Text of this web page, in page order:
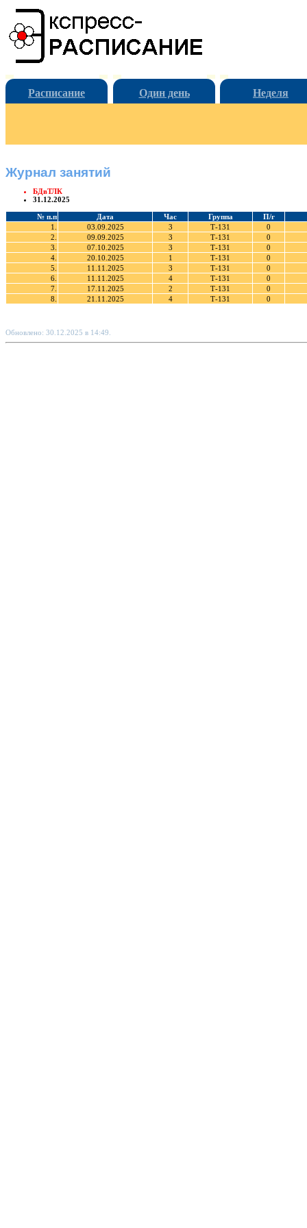
Расписание Один день Неделя
Журнал занятий
БДвТЛК
31.12.2025
№ п.п Дата Час Группа
П/г
1.
03.09.2025 3 Т-131
0
2.
09.09.2025 3 Т-131
0
3.
07.10.2025 3 Т-131
0
4.
20.10.2025 1 Т-131
0
5.
11.11.2025 3 Т-131
0
6.
11.11.2025 4 Т-131
0
7.
17.11.2025 2 Т-131
0
8.
21.11.2025 4 Т-131 0
Обновлено: 30.12.2025 в 14:49.